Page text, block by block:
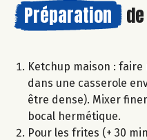
Préparation
Ketchup maison :
dans une casserole
être dense). Mixer
bocal hermétique.
Pour les frites (+ 30